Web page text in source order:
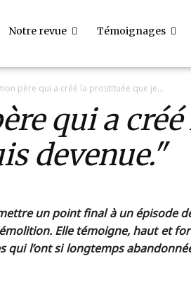
Notre revue Témoignages
père qui a créé la prostituée que je...
qui a créé
devenue.
un point final à un épisode
Elle témoigne, haut et
qui l’ont si longtemps